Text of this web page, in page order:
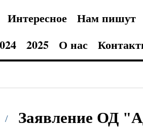
Интересное Нам пишут
2025 О нас
/
Заявление ОД